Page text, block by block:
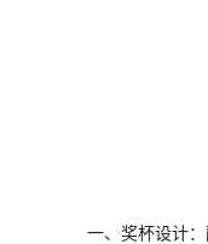
一、奖杯设计